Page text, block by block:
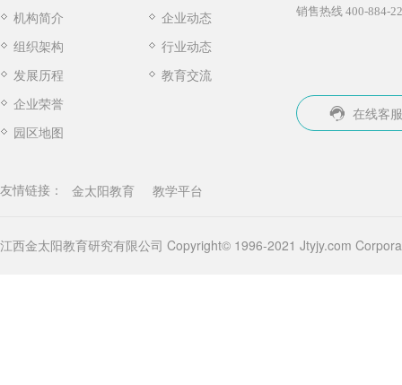
机构简介
组织架构
发展历程
企业荣誉
园区地图
企业动态
行业动态
教育交流
销售热线 400-884-
在线客服
友情链接： 金太阳教育 教学平台
江西金太阳教育研究有限公司 Copyright© 1996-2021 Jtyjy.com